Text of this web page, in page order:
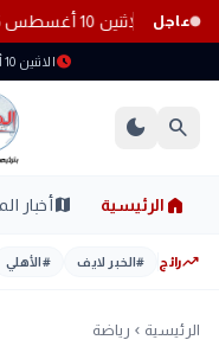
عاجل
التعاملات.. عيار 21 يسجل هذا الرقم
scheduleالاثنين 10 أغسطس 2026
search
dark_mode
home الرئيسية mapأخبار
trending_upرائج #الخبر لايف #الأهلي
الرئيسية chevron_left رياضة